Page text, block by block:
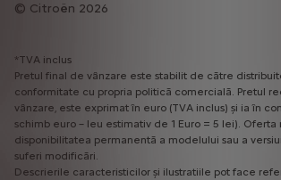
Citroën 2026
*TVA inclus
Pretul final de vânzare este stabilit de către
conformitate cu propria politică comercială. Pretul
vânzare, este exprimat în euro (TVA inclus) și ia în
schimb euro – leu estimativ de 1 Euro = 5 lei). Oferta
disponibilitatea permanentă a modelului sau a
suferi modificări.
Descrierile caracteristicilor și ilustratiile pot face